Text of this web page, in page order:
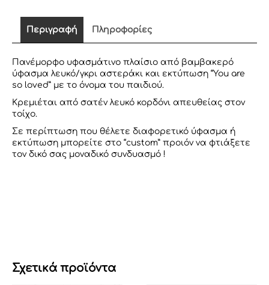
ποσότητα
Περιγραφή Πληροφορίες
Πανέμορφο υφασμάτινο πλαίσιο από βαμβακερό
ύφασμα λευκό/γκρι αστεράκι και εκτύπωση “You are
so loved” με το όνομα του παιδιού.
Κρεμιέται από σατέν λευκό κορδόνι απευθείας στον
τοίχο.
Σε περίπτωση που θέλετε διαφορετικό ύφασμα ή
εκτύπωση μπορείτε στο “custom” προιόν να φτιάξετε
τον δικό σας μοναδικό συνδυασμό !
Σχετικά προϊόντα